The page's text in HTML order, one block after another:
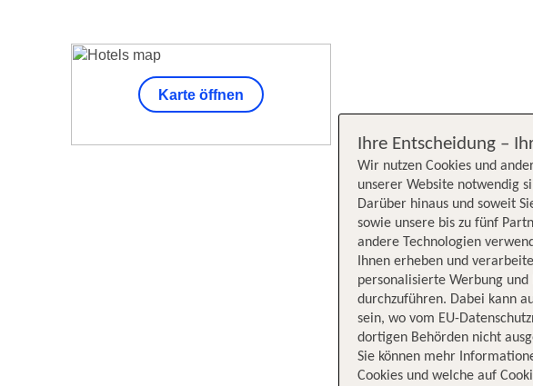
Unsere Suchergebnisse
Karte öffnen
Ihre Entscheidung –
Wir nutzen Cookies und
unserer Website notwendig
Darüber hinaus und soweit
sowie unsere bis zu fünf
andere Technologien
Ihnen erheben und
personalisierte Werbung und
durchzuführen. Dabei kann
sein, wo vom EU-
dortigen Behörden nicht
Sie können mehr
Cookies und welche auf